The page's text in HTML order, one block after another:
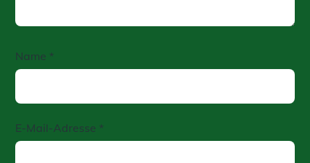
Name *
E-Mail-Adresse *